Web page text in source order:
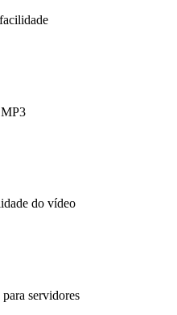
do vídeo
servidores